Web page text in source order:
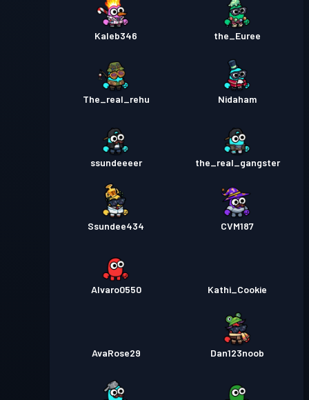
Kaleb346 the_Euree
The_real_rehu Nidaham
ssundeeeer the_real_gangster
Ssundee434 CVM187
Alvaro0550 Kathi_Cookie
AvaRose29 Dan123noob